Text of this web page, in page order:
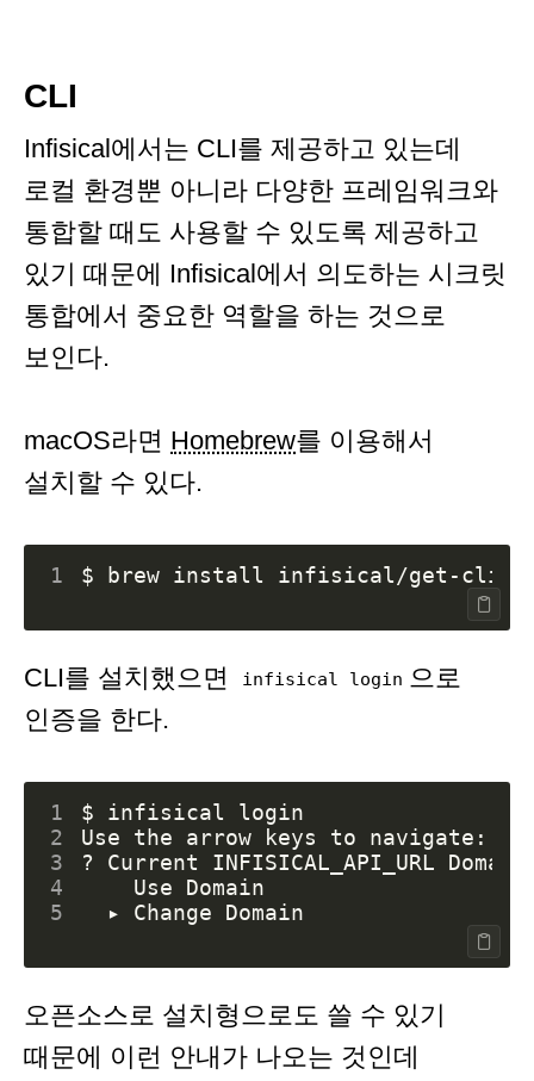
CLI
Infisical에서는 CLI를 제공하고 있는데
로컬 환경뿐 아니라 다양한 프레임워크와
통합할 때도 사용할 수 있도록 제공하고
있기 때문에 Infisical에서 의도하는 시크릿
통합에서 중요한 역할을 하는 것으로
보인다.
macOS라면 Homebrew를 이용해서
설치할 수 있다.
1
CLI를 설치했으면 infisical login 으로
인증을 한다.
1
2
3
4
5
오픈소스로 설치형으로도 쓸 수 있기
때문에 이런 안내가 나오는 것인데